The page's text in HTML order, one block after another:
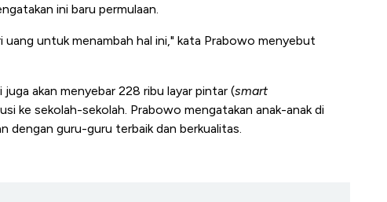
ini baru permulaan.
uang untuk menambah hal ini," kata Prabowo menyebut
akan menyebar 228 ribu layar pintar (smart
ke sekolah-sekolah. Prabowo mengatakan anak-anak di
dengan guru-guru terbaik dan berkualitas.